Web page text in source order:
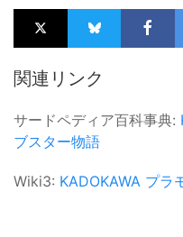
関連リンク
サードペディア百科事典:
ブスター物語
Wiki3: KADOKAWA プラ